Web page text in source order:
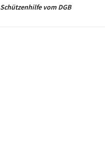
Schützenhilfe vom DGB